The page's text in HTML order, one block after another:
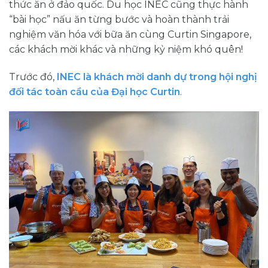
thức ăn ở đảo quốc. Du học INEC cũng thực hành
“bài học” nấu ăn từng bước và hoàn thành trải
nghiệm văn hóa với bữa ăn cùng Curtin Singapore,
các khách mời khác và những kỷ niệm khó quên!
Trước đó, INEC là khách mời danh dự trong hội nghị
đối tác toàn cầu của Đại học Curtin.